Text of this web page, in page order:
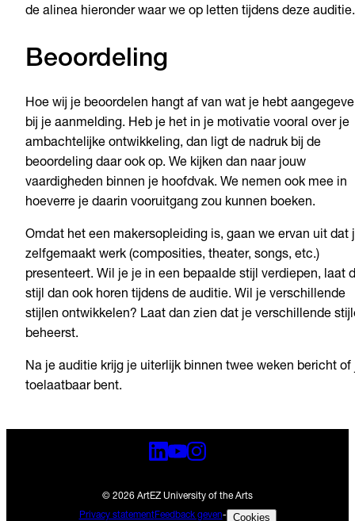
de alinea hieronder waar we op letten tijdens deze auditie.
Beoordeling
Hoe wij je beoordelen hangt af van wat je hebt
bij je aanmelding. Heb je het in je motivatie vooral over je
ambachtelijke ontwikkeling, dan ligt de nadruk bij de
beoordeling daar ook op. We kijken dan naar jouw
vaardigheden binnen je hoofdvak. We nemen ook mee in
hoeverre je daarin vooruitgang zou kunnen boeken.
Omdat het een makersopleiding is, gaan we ervan uit dat
zelfgemaakt werk (composities, theater, songs, etc.)
presenteert. Wil je je in een bepaalde stijl verdiepen, laat
stijl dan ook horen tijdens de auditie. Wil je verschillende
stijlen ontwikkelen? Laat dan zien dat je verschillende
beheerst.
Na je auditie krijg je uiterlijk binnen twee weken bericht of
toelaatbaar bent.
© 2026 ArtEZ University of the Arts
Privacy statementFeedback geven- Cookies